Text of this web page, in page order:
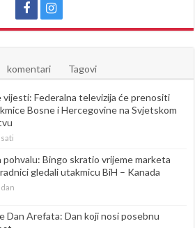
komentari Tagovi
vijesti: Federalna televizija će prenositi
Bosne i Hercegovine na Svjetskom
pohvalu: Bingo skratio vrijeme marketa
gledali utakmicu BiH – Kanada
Dan Arefata: Dan koji nosi posebnu